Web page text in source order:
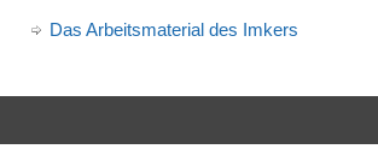
Das Arbeitsmaterial des Imkers